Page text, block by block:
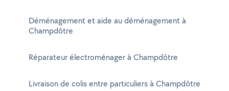
Déménagement et aide au déménagement à
Champdôtre
Réparateur électroménager à Champdôtre
Livraison de colis entre particuliers à Champdôtre